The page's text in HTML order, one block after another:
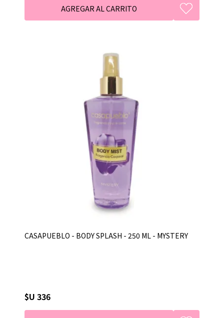
CASAPUEBLO - BODY SPLASH - 250 ML - MYSTERY
$U 336